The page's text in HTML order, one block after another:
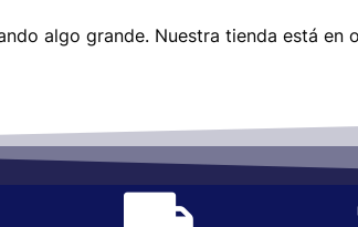
algo grande. Nuestra tienda está en